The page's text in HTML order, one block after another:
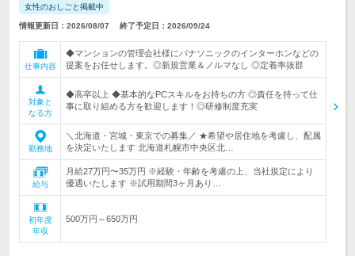
女性のおしごと掲載中
情報更新日：2026/08/07 終了予定日：2026/09/24
仕事内容
◆マンションの管理会社様にパナソニックのインターホンなどの
提案をお任せします。◎新規営業＆ノルマなし ◎定着率抜群
対象と
なる方
◆高卒以上 ◆基本的なPCスキルをお持ちの方 ◎責任を持って仕
事に取り組める方を歓迎します！◎研修制度充実
勤務地
＼北海道・宮城・東京での募集／ ★希望や居住地を考慮し、配属
を決定いたします 北海道札幌市中央区北…
給与
月給27万円〜35万円 ※経験・年齢を考慮の上、当社規定により
優遇いたします ※試用期間3ヶ月あり…
初年度
年収
500万円～650万円